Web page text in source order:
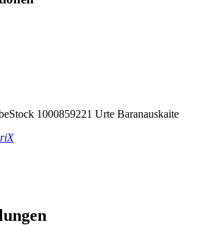
1000859221 Urte Baranauskaite